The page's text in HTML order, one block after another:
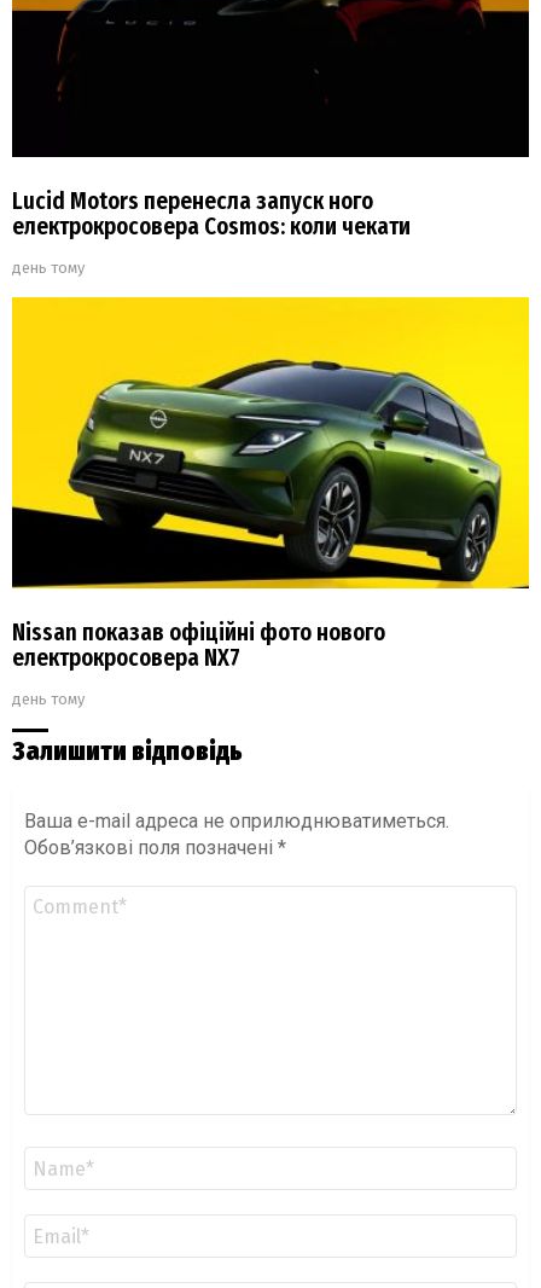
Lucid Motors перенесла запуск ного
електрокросовера Cosmos: коли чекати
день тому
Nissan показав офіційні фото нового
електрокросовера NX7
день тому
Залишити відповідь
Ваша e-mail адреса не оприлюднюватиметься.
Обов’язкові поля позначені *
Коментар